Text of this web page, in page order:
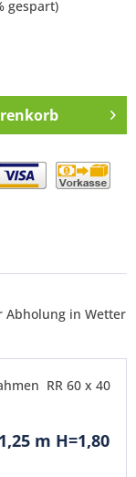
gespart)
Abholung in Wetter
RR 60 x 40
m H=1,80